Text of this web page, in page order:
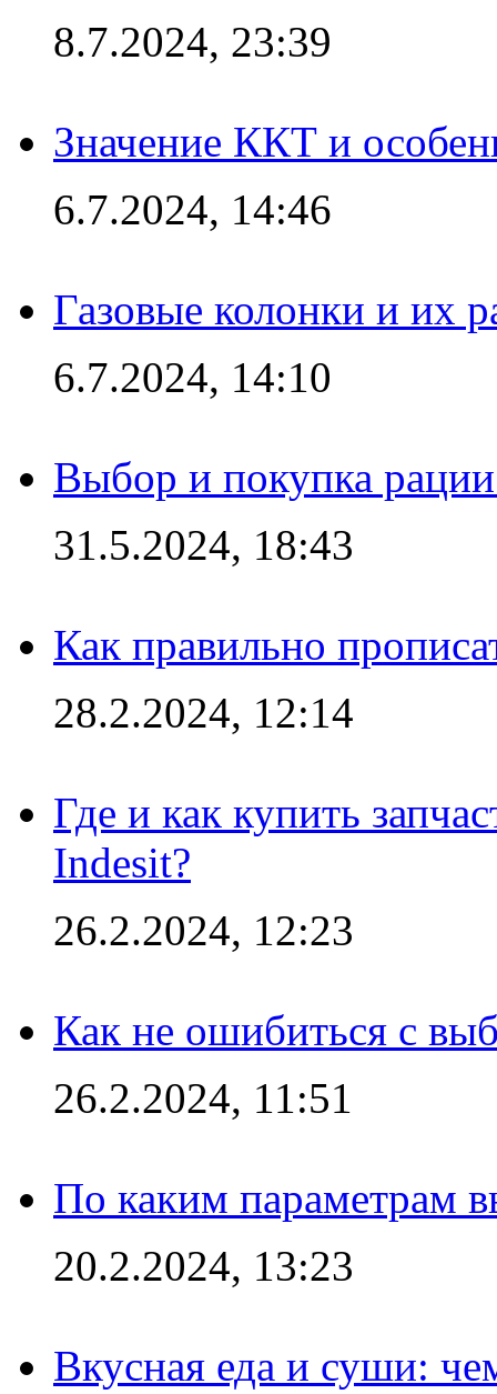
8.7.2024, 23:39
Значение ККТ и
6.7.2024, 14:46
Газовые колонки и их
6.7.2024, 14:10
Выбор и покупка
31.5.2024, 18:43
Как правильно
28.2.2024, 12:14
Где и как купить
Indesit?
26.2.2024, 12:23
Как не ошибиться с
26.2.2024, 11:51
По каким параметрам
20.2.2024, 13:23
Вкусная еда и суши: